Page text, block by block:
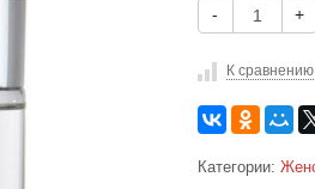
- +
К сравнению
Категории: